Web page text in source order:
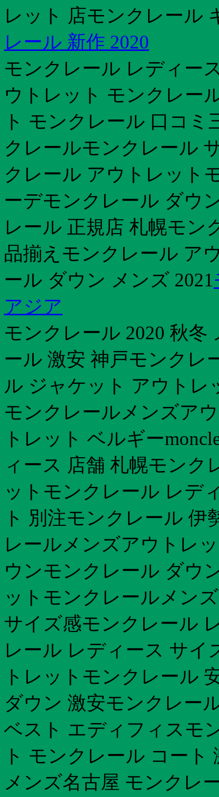
レット 店モンクレール
レール 新作 2020
モンクレール レディー
ウトレット モンクレー
ト モンクレール 口コ
クレールモンクレール
クレール アウトレット
ーデモンクレール ダウ
レール 正規店 札幌モン
品揃えモンクレール ア
ール ダウン メンズ 2021
アジア
モンクレール 2020 秋
ール 激安 神戸モンクレ
ル ジャケット アウトレ
モンクレールメンズア
トレット ベルギー
ィース 店舗 札幌モンク
ットモンクレール レデ
ト 別注モンクレール
レールメンズアウトレ
ウンモンクレール ダウ
ットモンクレールメン
サイズ感モンクレール
レール レディース サイ
トレットモンクレール
ダウン 激安モンクレー
ベスト エディフィスモ
ト モンクレール コー
メンズ名古屋 モンクレ